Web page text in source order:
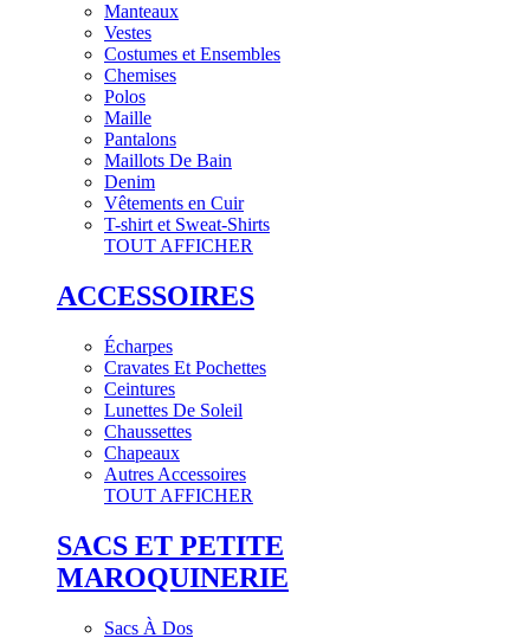
Manteaux
Vestes
Costumes et Ensembles
Chemises
Polos
Maille
Pantalons
Maillots De Bain
Denim
Vêtements en Cuir
T-shirt et Sweat-Shirts
TOUT AFFICHER
ACCESSOIRES
Écharpes
Cravates Et Pochettes
Ceintures
Lunettes De Soleil
Chaussettes
Chapeaux
Autres Accessoires
TOUT AFFICHER
SACS ET PETITE
MAROQUINERIE
Sacs À Dos